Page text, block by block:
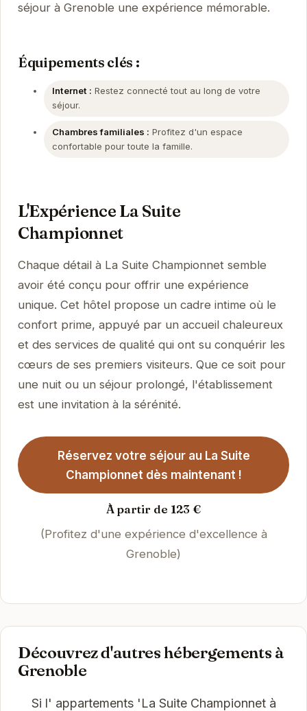
séjour à Grenoble une expérience mémorable.
Équipements clés :
Internet : Restez connecté tout au long de votre
séjour.
Chambres familiales : Profitez d'un espace
confortable pour toute la famille.
L'Expérience La Suite
Championnet
Chaque détail à La Suite Championnet semble
avoir été conçu pour offrir une expérience
unique. Cet hôtel propose un cadre intime où le
confort prime, appuyé par un accueil chaleureux
et des services de qualité qui ont su conquérir les
cœurs de ses premiers visiteurs. Que ce soit pour
une nuit ou un séjour prolongé, l'établissement
est une invitation à la sérénité.
Réservez votre séjour au La Suite
Championnet dès maintenant !
À partir de 123 €
(Profitez d'une expérience d'excellence à
Grenoble)
Découvrez d'autres hébergements à
Grenoble
Si l' appartements 'La Suite Championnet à